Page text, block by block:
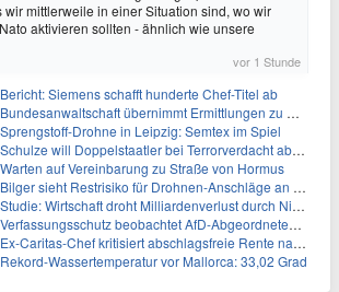
wir mittlerweile in einer Situation sind, wo wir
aktivieren sollten - ähnlich wie unsere
vor 1 Stunde
Bericht: Siemens schafft hunderte Chef-Titel ab
Bundesanwaltschaft übernimmt Ermittlungen zu Drohnenvorfall
Sprengstoff-Drohne in Leipzig: Semtex im Spiel
Schulze will Doppelstaatler bei Terrorverdacht abschieben
Warten auf Vereinbarung zu Straße von Hormus
Bilger sieht Restrisiko für Drohnen-Anschläge an Flughäfen
Studie: Wirtschaft droht Milliardenverlust durch Niedrigwasser
Verfassungsschutz beobachtet AfD-Abgeordneten Nolte
Ex-Caritas-Chef kritisiert abschlagsfreie Rente nach 45 Jahren
Rekord-Wassertemperatur vor Mallorca: 33,02 Grad